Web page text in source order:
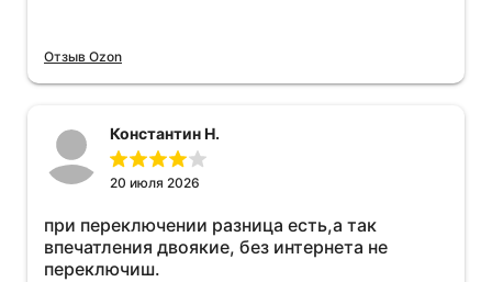
Отзыв Ozon
Константин Н.
20 июля 2026
при переключении разница есть,а так
впечатления двоякие, без интернета не
переключиш.